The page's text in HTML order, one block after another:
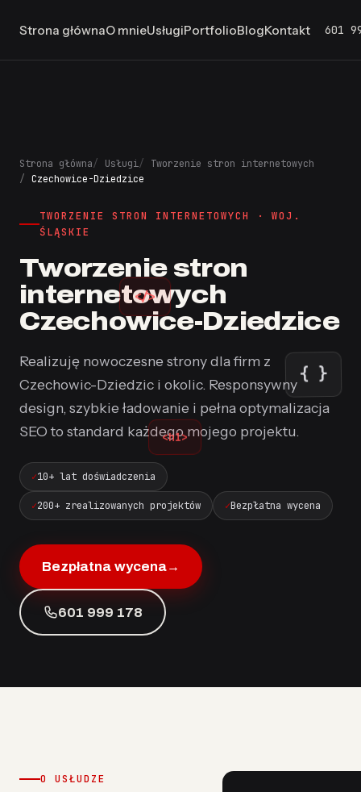
Strona głównaO mnieUsługiPortfolioBlogKontakt 601
</>
{ }
<h1>
Strona główna Usługi
Tworzenie stron internetowych
Czechowice-Dziedzice
TWORZENIE STRON INTERNETOWYCH · WOJ.
ŚLĄSKIE
Tworzenie stron
internetowych
Czechowice-Dziedzice
Realizuję nowoczesne strony dla firm z
Czechowic-Dziedzic i okolic. Responsywny
design, szybkie ładowanie i pełna optymalizacja
SEO to standard każdego mojego projektu.
10+ lat doświadczenia
200+ zrealizowanych projektów Bezpłatna wycena
Bezpłatna wycena→
601 999 178
O USŁUDZE